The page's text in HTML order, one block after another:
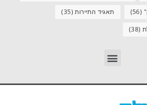
(56) תאגיד התיירות(35)
(38)